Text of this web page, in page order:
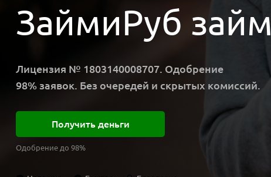
ЗаймиРуб займ
Лицензия № 1803140008707. Одобрение
98% заявок. Без очередей и скрытых комиссий.
Получить деньги
Одобрение до 98%